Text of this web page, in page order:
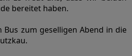
bereitet haben.
zum geselligen Abend in die